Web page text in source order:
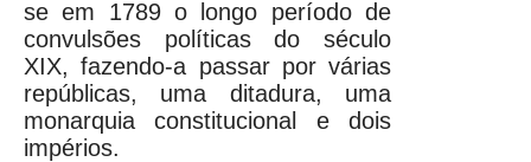
se em 1789 o longo período de
convulsões políticas do século
XIX, fazendo-a passar por várias
repúblicas, uma ditadura, uma
monarquia constitucional e dois
impérios.